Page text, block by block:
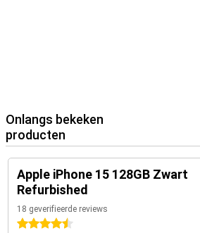
Onlangs bekeken
producten
Apple iPhone 15 128GB Zwart
Refurbished
18 geverifieerde reviews
4.5 sterren